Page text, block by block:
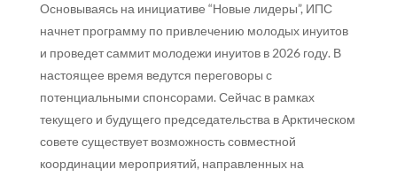
Основываясь на инициативе “Новые лидеры”, ИПС
начнет программу по привлечению молодых инуитов
и проведет саммит молодежи инуитов в 2026 году. В
настоящее время ведутся переговоры с
потенциальными спонсорами. Сейчас в рамках
текущего и будущего председательства в Арктическом
совете существует возможность совместной
координации мероприятий, направленных на